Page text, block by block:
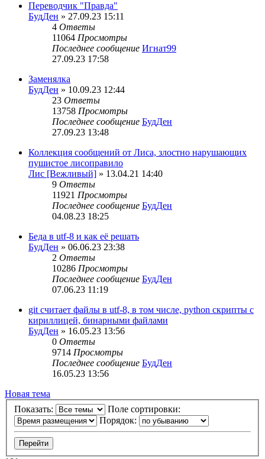
Переводчик "Правда"
БудДен » 27.09.23 15:11
4 Ответы
11064 Просмотры
Последнее сообщение Игнат99
27.09.23 17:58
Заменялка
БудДен » 10.09.23 12:44
23 Ответы
13758 Просмотры
Последнее сообщение БудДен
27.09.23 13:48
Коллекция сообщений от Лиса, злостно нарушающих
пушистое лисоправило
Лис [Вежливый] » 13.04.21 14:40
9 Ответы
11921 Просмотры
Последнее сообщение БудДен
04.08.23 18:25
Беда в utf-8 и как её решать
БудДен » 06.06.23 23:38
2 Ответы
10286 Просмотры
Последнее сообщение БудДен
07.06.23 11:19
git считает файлы в utf-8, в том числе, python скрипты с
кириллицей, бинарными файлами
БудДен » 16.05.23 13:56
0 Ответы
9714 Просмотры
Последнее сообщение БудДен
16.05.23 13:56
Новая тема
Показать:
Поле сортировки:
Порядок: